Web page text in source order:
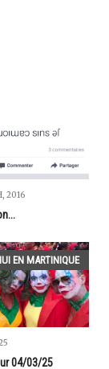
2016
EN MARTINIQUE
04/03/25